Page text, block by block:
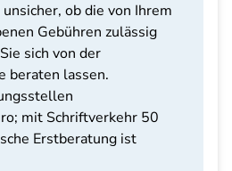
ob die von Ihrem
Gebühren zulässig
sich von der
beraten lassen.
mit Schriftverkehr 50
Erstberatung ist